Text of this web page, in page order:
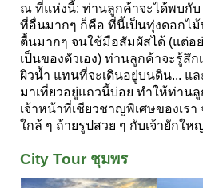
ณ ที่แห่งนี้: ท่านลูกค้าจะได้พบกับ
ที่อื่นมากๆ ก็คือ ที่นี้เป็นทุ่งดอกไม้
ตื้นมากๆ จนใช้มือสัมผัสได้ (แต่อ
เป็นของตัวเอง) ท่านลูกค้าจะรู้สึ
ผิวน้ำ แทนที่จะเดินอยู่บนดิน... แ
มาเที่ยวอยู่แถวนี้บ่อย ทำให้ท่าน
เจ้าหน้าที่เชียวชาญพิเศษของเร
ใกล้ ๆ ถ้ายรูปสวย ๆ กับเจ้ายักใ
City Tour ชุมพร